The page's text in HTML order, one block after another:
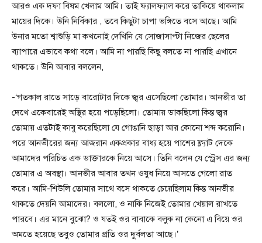
আরও এক দফা বিষম খেলাম আমি। তাই ফ্যালফ্যাল করে তাকিয়ে থাকলাম
মায়ের দিকে। উনি নির্বিকার , তবে কিছুটা চাপা ভঙ্গিতে বসে আছে। আমি
উনার মতো শ্বাশুড়ি মা কখনোই দেখিনি যে সোজাসাপ্টা নিজের ছেলের
ব্যাপারে এভাবে কথা বলে। আমি না পারছি কিছু বলতে না পারছি এখানে
থাকতে। উনি আবার বললেন,
-‘গতকাল রাতে সাড়ে বারোটার দিকে জ্বর এসেছিলো তোমার। আনভীর তা
দেখে একেবারেই অস্থির হয়ে পড়েছিলো। তোমায় ডাকছিলো কিন্ত জ্বর
তোমায় এতটাই কাবু করেছিলো যে গোঙানি ছাড়া আর কোনো শব্দ করোনি।
পরে আনভীরের জন্য আজরান একপ্রকার বাধ্য হয়ে পাশের ফ্ল্যাট দেকে
আমাদের পরিচিত এক ডাক্তারকে নিয়ে আসে। তিনি বলেন যে স্ট্রেস এর জন্য
তোমার এ অবস্থা। আনভীর আবার তখন ওষুধ নিয়ে আসতে গেলো রাত
করে। আমি-শিউলি তোমার সাথে বসে থাকতে চেয়েছিলাম কিন্ত আনভীর
থাকতে দেয়নি আমাদের। বললো, ও নাকি নিজেই তোমার খেয়াল রাখতে
পারবে। এর মানে বুঝো? ও যতই ওর বাবাকে বলুক না কেনো এ বিয়ে ওর
অমতে হয়েছে তবুও তোমার প্রতি ওর দুর্বলতা আছে।’